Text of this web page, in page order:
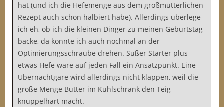
hat (und ich die Hefemenge aus dem großmütterlichen
Rezept auch schon halbiert habe). Allerdings überlege
ich eh, ob ich die kleinen Dinger zu meinen Geburtstag
backe, da könnte ich auch nochmal an der
Optimierungsschraube drehen. Süßer Starter plus
etwas Hefe wäre auf jeden Fall ein Ansatzpunkt. Eine
Übernachtgare wird allerdings nicht klappen, weil die
große Menge Butter im Kühlschrank den Teig
knüppelhart macht.